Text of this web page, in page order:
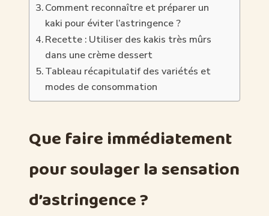
Comment reconnaître et préparer un
kaki pour éviter l’astringence ?
Recette : Utiliser des kakis très mûrs
dans une crème dessert
Tableau récapitulatif des variétés et
modes de consommation
Que faire immédiatement
pour soulager la sensation
d’astringence ?